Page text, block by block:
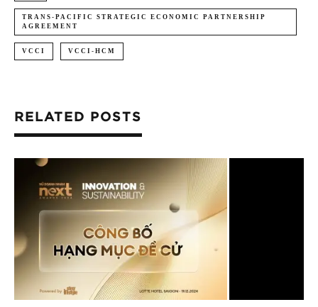
TRANS-PACIFIC STRATEGIC ECONOMIC PARTNERSHIP
AGREEMENT
VCCI VCCI-HCM
RELATED POSTS